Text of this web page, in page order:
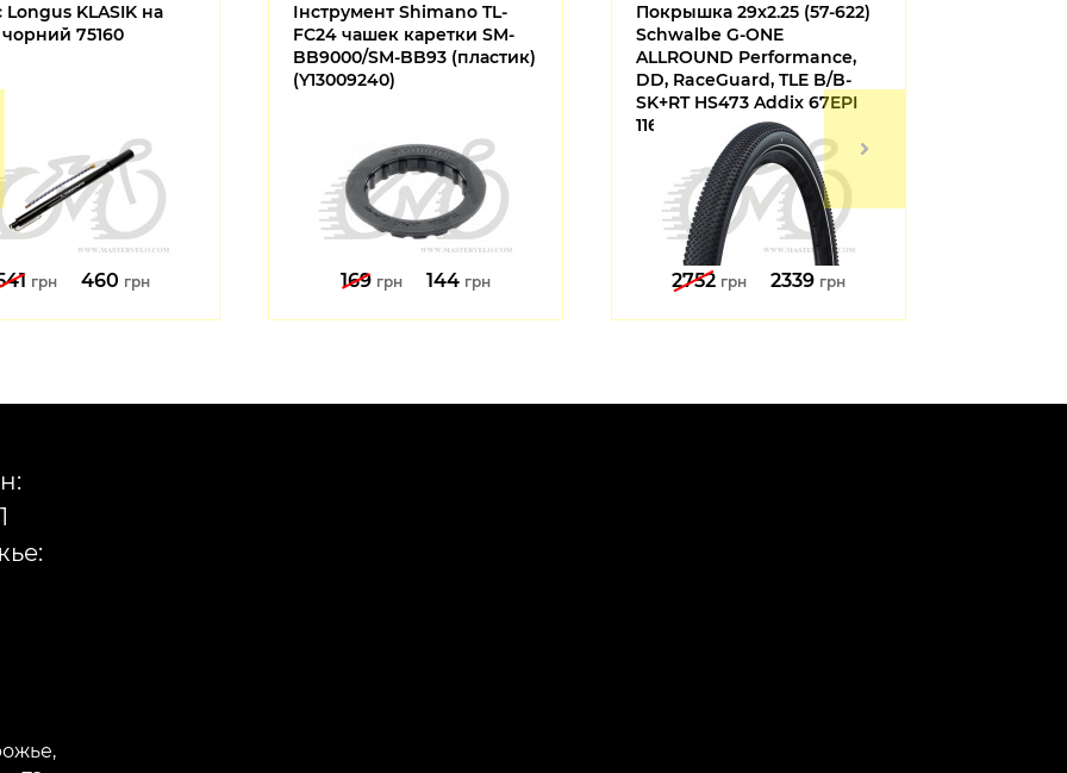
Longus KLASIK на
75160
грн 460 грн
Інструмент Shimano TL-
FC24 чашек каретки SM-
BB9000/SM-BB93 (пластик)
(Y13009240)
169 грн 144 грн
Покрышка 29x2.25 (57-622)
Schwalbe G-ONE
ALLROUND Performance,
DD, RaceGuard, TLE B/B-
SK+RT HS473 Addix 67EPI
11654064.01
2752 грн 2339 грн